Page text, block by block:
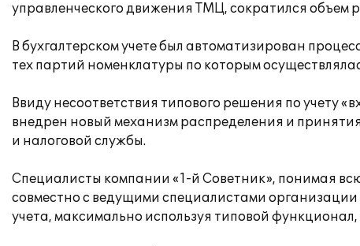
управленческого движения ТМЦ, сократился объем
В бухгалтерском учете был автоматизирован
тех партий номенклатуры по которым
Ввиду несоответствия типового решения по учету
внедрен новый механизм распределения и
и налоговой службы.
Специалисты компании «1-й Советник», понимая
совместно с ведущими специалистами
учета, максимально используя типовой